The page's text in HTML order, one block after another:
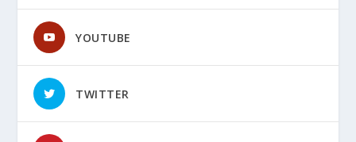
YOUTUBE
TWITTER